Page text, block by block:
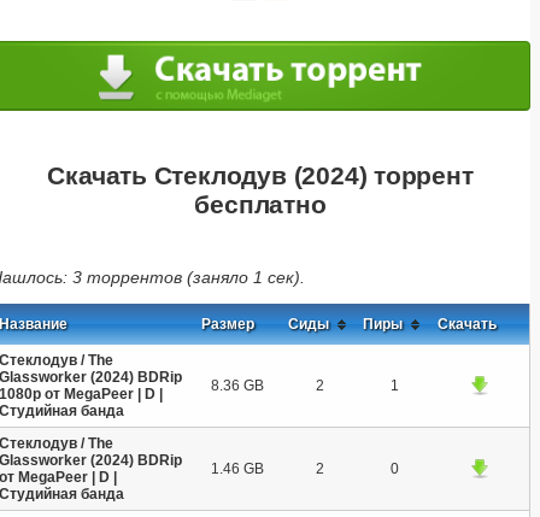
Скачать Стеклодув (2024) торрент
бесплатно
3 торрентов (заняло 1 сек).
Название Размер Сиды Пиры Скачать
Стеклодув / The
Glassworker (2024) BDRip
1080p от MegaPeer | D |
Студийная банда
8.36 GB 2 1
Стеклодув / The
Glassworker (2024) BDRip
от MegaPeer | D |
Студийная банда
1.46 GB 2 0